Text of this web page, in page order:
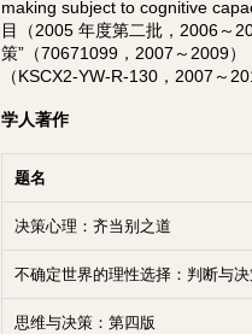
making subject to cognitive
目（2005 年度第二批，2006～
策”（70671099，2007～2009
（KSCX2-YW-R-130，2007～
学人著作
题名
决策心理：齐当别之道
思维与决策：第四版